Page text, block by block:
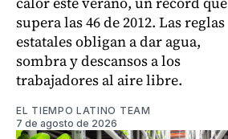
supera las 46 de 2012. Las reglas
estatales obligan a dar agua,
sombra y descansos a los
trabajadores al aire libre.
EL TIEMPO LATINO TEAM
7 de agosto de 2026